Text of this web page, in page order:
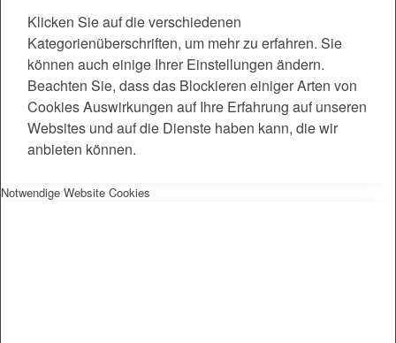
Klicken Sie auf die verschiedenen
Kategorienüberschriften, um mehr zu erfahren. Sie
können auch einige Ihrer Einstellungen ändern.
Beachten Sie, dass das Blockieren einiger Arten von
Cookies Auswirkungen auf Ihre Erfahrung auf unseren
Websites und auf die Dienste haben kann, die wir
anbieten können.
Notwendige Website Cookies